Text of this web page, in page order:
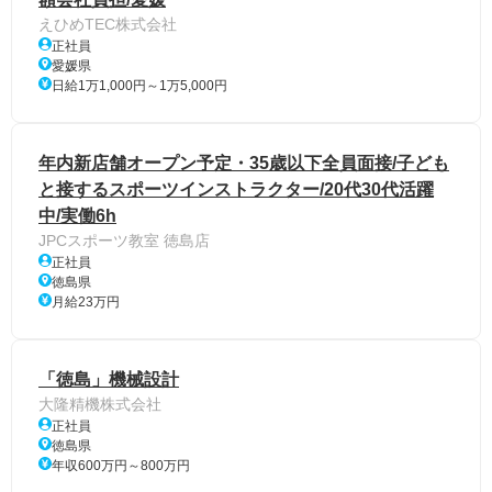
えひめTEC株式会社
正社員
愛媛県
日給1万1,000円～1万5,000円
年内新店舗オープン予定・35歳以下全員面接/子ども
と接するスポーツインストラクター/20代30代活躍
中/実働6h
JPCスポーツ教室 徳島店
正社員
徳島県
月給23万円
「徳島」機械設計
大隆精機株式会社
正社員
徳島県
年収600万円～800万円